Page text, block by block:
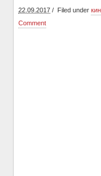
22.09.2017 Filed under
Comment